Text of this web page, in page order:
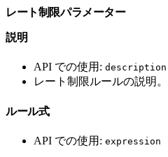
レート制限パラメーター
説明
API での使用: description
レート制限ルールの説明。
ルール式
API での使用: expression